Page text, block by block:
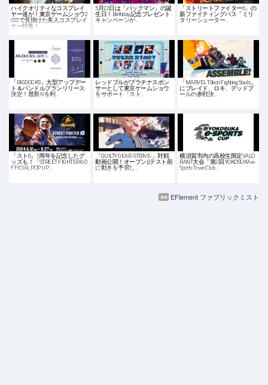
ハイクオリティなコスプレイ
ヤー達が！東京ゲームショウ2
022で見掛けた美人コスプレイ
ヤー特集！
5月22日は「パックマン」の誕
生日！Birthday記念プレゼント
キャンペーンが…
「ストリートファイター6」の
新ファイティングパス「ミリ
タリーシューター…
「RIGDOCKS」大型アップデー
ト＆バンドルプランリリース
決定！最新AIを利…
レッドブルがプラチナスポン
サーとして東京ゲームショウ
をサポート「スト…
「MARVEL Tōkon Fighting Souls」
にブレイド、ロキ、デッドプ
ールの参戦決…
「スト6」1周年を記念したグ
ッズも！「STREET FIGHTER 6 O
FFICIAL POP UP …
「GUILTY GEAR -STRIVE-」対戦
動画公開！オープンβテスト前
に動きを予習し…
横須賀市内の高校生限定VALO
RANT大会「第2回 YOKOSUKA e-
Sports Town Club…
EFlement ファブリックミスト